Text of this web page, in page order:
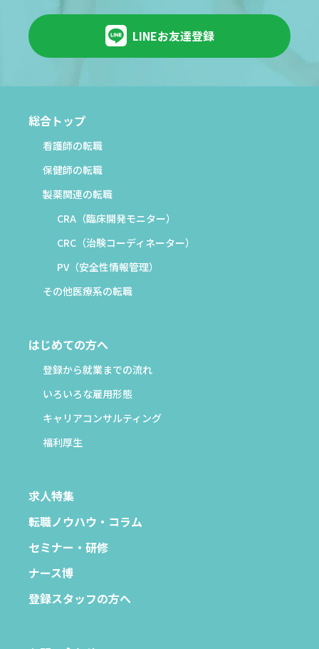
LINEお友達登録
総合トップ
看護師の転職
保健師の転職
製薬関連の転職
CRA（臨床開発モニター）
CRC（治験コーディネーター）
PV（安全性情報管理）
その他医療系の転職
はじめての方へ
登録から就業までの流れ
いろいろな雇用形態
キャリアコンサルティング
福利厚生
求人特集
転職ノウハウ・コラム
セミナー・研修
ナース博
登録スタッフの方へ